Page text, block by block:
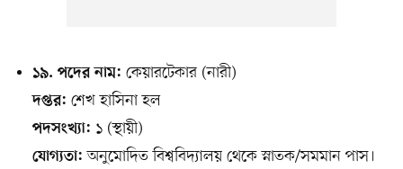
১৯. পদের নাম: কেয়ারটেকার (নারী)
দপ্তর: শেখ হাসিনা হল
পদসংখ্যা: ১ (স্থায়ী)
যোগ্যতা: অনুমোদিত বিশ্ববিদ্যালয় থেকে স্নাতক/সমমান পাস।